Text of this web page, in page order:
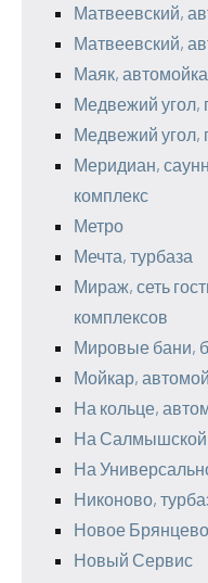
Матвеевский,
Матвеевский,
Маяк, автомойка
Медвежий угол,
Медвежий угол,
Меридиан,
комплекс
Метро
Мечта, турбаза
Мираж, сеть
комплексов
Мировые бани,
Мойкар,
На кольце,
На
На
Никоново,
Новое
Новый Сервис